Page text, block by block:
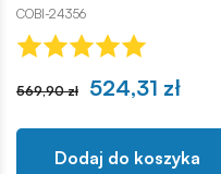
COBI-24356
569,90 zł 524,31 zł
Dodaj do koszyka